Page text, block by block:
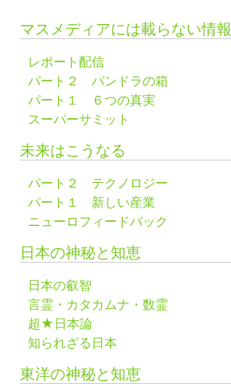
マスメディアには載らない情報
レポート配信
パート２ パンドラの箱
パート１ ６つの真実
スーパーサミット
未来はこうなる
パート２ テクノロジー
パート１ 新しい産業
ニューロフィードバック
日本の神秘と知恵
日本の叡智
言霊・カタカムナ・数霊
超★日本論
知られざる日本
東洋の神秘と知恵